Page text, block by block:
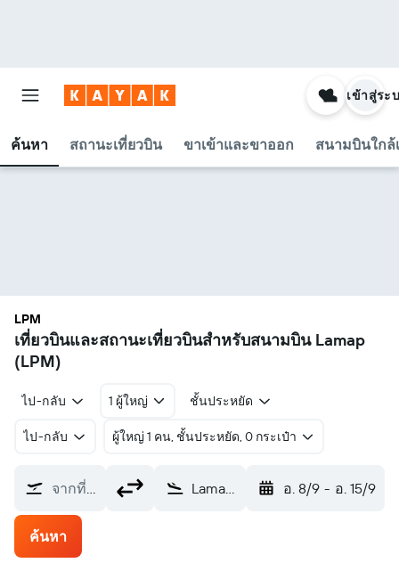
ค้นหา สถานะเที่ยวบิน ขาเข้าและขาออก สนามบินใกล้
เข้าสู่ระ
LPM
เที่ยวบินและสถานะเที่ยวบินสำหรับสนามบิน Lamap
(LPM)
ไป-กลับ 1 ผู้ใหญ่ ชั้นประหยัด
ไป-กลับ ผู้ใหญ่ 1 คน, ชั้นประหยัด, 0 กระเป๋า
จากที่ไหน? Lamap (LPM) อ. 8/9 - อ. 15/9
ค้นหา